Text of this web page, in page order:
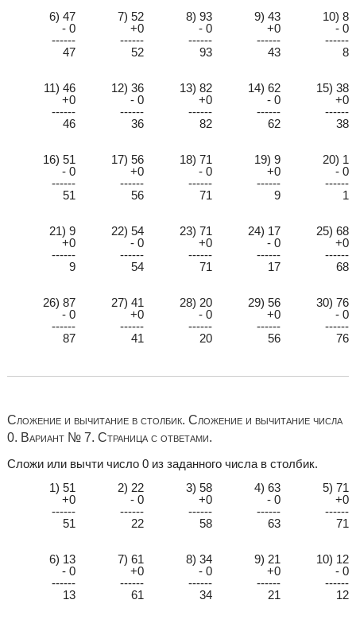
6) 47 7) 52 8) 93 9) 43
10) 8
- 0
+0 - 0 +0
- 0
------
------ ------ ------
------
47
52 93 43 8
11) 46 12) 36 13) 82 14) 62
15) 38
+0
- 0 +0 - 0
+0
------
------ ------ ------
------
46
36 82 62 38
16) 51 17) 56 18) 71 19) 9
20) 1
- 0
+0 - 0 +0
- 0
------
------ ------ ------
------
51
56 71 9 1
21) 9 22) 54 23) 71 24) 17
25) 68
+0
- 0 +0 - 0
+0
------
------ ------ ------
------
9
54 71 17 68
26) 87 27) 41 28) 20 29) 56
30) 76
- 0
+0 - 0 +0
- 0
------
------ ------ ------
------
87
41 20 56 76
Сложение и вычитание в столбик. Сложение и вычитание числа
0. Вариант № 7. Страница с ответами.
Сложи или вычти число 0 из заданного числа в столбик.
1) 51
2) 22 3) 58 4) 63
5) 71
+0
- 0 +0 - 0
+0
------
------ ------ ------
------
51
22 58 63 71
6) 13 7) 61 8) 34 9) 21
10) 12
- 0
+0 - 0 +0
- 0
------
------ ------ ------
------
13
61 34 21 12